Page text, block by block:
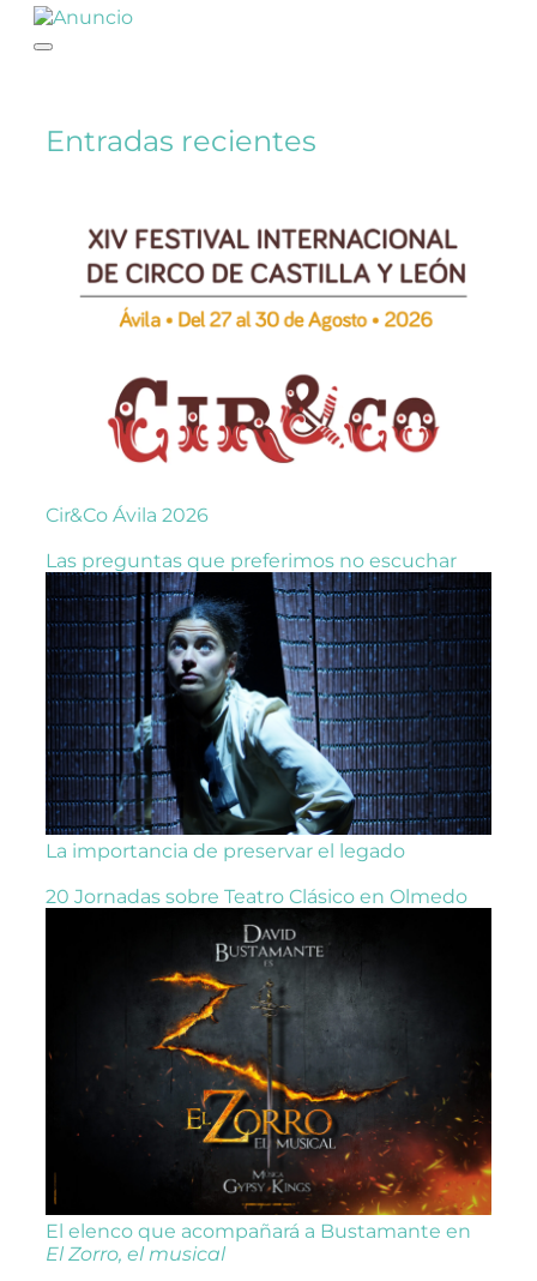
Entradas recientes
Cir&Co Ávila 2026
Las preguntas que preferimos no escuchar
La importancia de preservar el legado
20 Jornadas sobre Teatro Clásico en Olmedo
El elenco que acompañará a Bustamante en
El Zorro, el musical